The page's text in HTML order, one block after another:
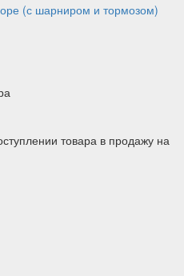
(с шарниром и тормозом)
товара в продажу на